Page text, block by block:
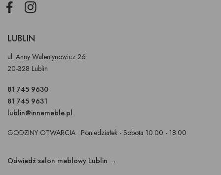
FacebookInstagram
LUBLIN
ul. Anny Walentynowicz 26
20-328 Lublin
81 745 9630
81 745 9631
lublin@innemeble.pl
GODZINY OTWARCIA : Poniedziałek - Sobota 10.00 - 18.00
Odwiedź salon meblowy Lublin →